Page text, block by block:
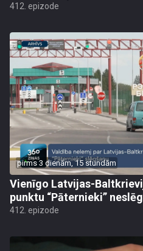
412. epizode
pirms 3 dienām, 15 stundām
Vienīgo Latvijas-
punktu “Pāternieki”
412. epizode